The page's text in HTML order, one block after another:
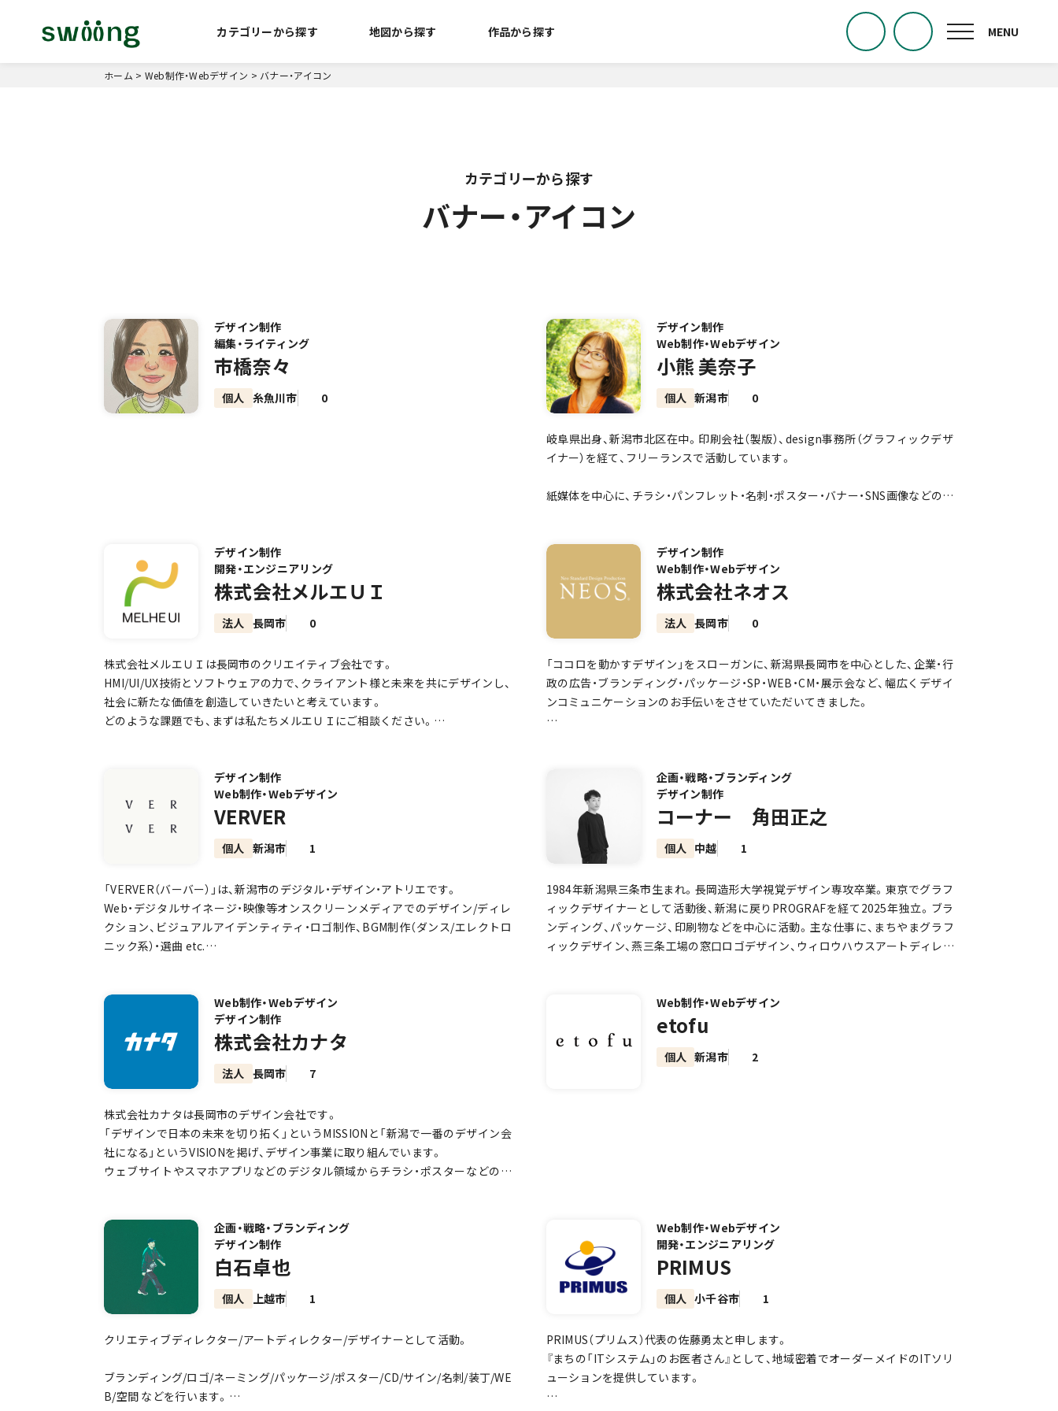
カテゴリーから探す 地図から探す 作品から探す
ホーム > Web制作・Webデザイン > バナー・アイコン
バナー・アイコン
デザイン制作
編集・ライティング
市橋奈々
個人 糸魚川市 0
デザイン制作
Web制作・Webデザイン
小熊 美奈子
個人 新潟市 0
岐阜県出身、新潟市北区在中。印刷会社（製版）、design事務所（グラフィックデザ
イナー）を経て、フリーランスで活動しています。
紙媒体を中心に、チラシ・パンフレット・名刺・ポスター・バナー・SNS画像などの販
デザイン歴20年以上。見た目を整えるだけでなく、「誰に、何を、どう伝えるか」を
整理し、見る人が行動しやすい導線まで考えた制作を得意としています。
簡単なページ編集、Canva用デザイン素材の作成などにも対応可能です。
個人事業主様、地域のお店、イベント主催者、講座・セミナー運営者の方に向けて、
想いやサービスの魅力が伝わる販促物づくりをサポートします。
【できること】
・イベント告知、講座案内、募集用チラシの制作
・SNS投稿画像、バナー、LP用画像の制作
・原稿整理、文章の見出し化、情報の構成整理
・印刷入稿データの作成
・WordPressでのプロフィール、固定ページ、画像差し替えなどの簡単な更新
・イベントやコミュニティの告知導線づくり
・サービス内容をわかりやすく伝えるための見せ方相談
※サイトより、作品集をごらんください。
デザイン制作
開発・エンジニアリング
株式会社メルエＵＩ
法人 長岡市 0
株式会社メルエＵＩは長岡市のクリエイティブ会社です。
HMI/UI/UX技術とソフトウェアの力で、クライアント様と未来を共にデザインし、
社会に新たな価値を創造していきたいと考えています。
どのような課題でも、まずは私たちメルエＵＩにご相談ください。
私たちの核となるのは、安全性や安定性が最優先される車載分野で磨き上げられ
たHMI（Human Machine Interface）技術とソフトウェア技術です。
この「伝えたい情報を瞬時に正しく伝える」「動いて当たり前」「ミスが許されな
い」というプロフェッショナリズムを、あらゆるプロジェクトに応用。
クライアント様のビジネスに、そしてみなさまのくらしに、確かな安心と快適さを
■ お客様に寄り添うUI/UXデザイン
私たちは、単に技術やデザインを提供するだけでなく、クライアント様一人ひとり
の課題に深く寄り添い、目的に沿った本当に求められている価値を追求します。
なる」体験を創造します。
■ もちろんご相談は無料です。
デザイン制作
Web制作・Webデザイン
株式会社ネオス
法人 長岡市 0
「ココロを動かすデザイン」をスローガンに、新潟県長岡市を中心とした、企業・行
政の広告・ブランディング・パッケージ・SP・WEB・CM・展示会など、幅広くデザイ
ンコミュニケーションのお手伝いをさせていただいてきました。
います。企業・社員・消費者全てが「ワクワク」するようなデザインを創り上げてい
きます。
デザイン制作
Web制作・Webデザイン
VERVER
個人 新潟市 1
「VERVER（バーバー）」は、新潟市のデジタル・デザイン・アトリエです。
Web・デジタルサイネージ・映像等オンスクリーンメディアでのデザイン/ディレ
クション、ビジュアルアイデンティティ・ロゴ制作、BGM制作（ダンス/エレクトロ
ニック系）・選曲 etc.
● 俵山 宏和（タワラヤマ ヒロカズ）
新潟デザイン専門学校 コンピューターグラフィックス科（当時名称/3年制）卒。在
ロダクション「[ソルメディエージ / SOLU MEDIAGE inc.](https://www.solu-me
diage.com/)」にインターンシップし、そのまま就職。以来長年、おもにWeb制作
を中心に、映像/グラフィック/BGMなど 媒体を問わず制作・ディレクションしてき
ました。
間を大切にしています。
2025年、「VERVER（バーバー）」として独立開業しました。
作例や写真→ https://instagram.com/versatran
VERVER is a digital design atelier based in Japan.
企画・戦略・ブランディング
デザイン制作
コーナー 角田正之
個人 中越 1
1984年新潟県三条市生まれ。長岡造形大学視覚デザイン専攻卒業。東京でグラフ
ィックデザイナーとして活動後、新潟に戻りPROGRAFを経て2025年独立。ブラ
ンディング、パッケージ、印刷物などを中心に活動。主な仕事に、まちやまグラフ
ィックデザイン、燕三条工場の窓口ロゴデザイン、ウィロウハウスアートディレク
Web制作・Webデザイン
デザイン制作
株式会社カナタ
法人 長岡市 7
株式会社カナタは長岡市のデザイン会社です。
「デザインで日本の未来を切り拓く」というMISSIONと「新潟で一番のデザイン会
社になる」というVISIONを掲げ、デザイン事業に取り組んでいます。
ウェブサイトやスマホアプリなどのデジタル領域からチラシ・ポスターなどのア
Web制作・Webデザイン
etofu
個人 新潟市 2
企画・戦略・ブランディング
デザイン制作
白石卓也
個人 上越市 1
クリエティブディレクター/アートディレクター/デザイナーとして活動。
ブランディング/ロゴ/ネーミング/パッケージ/ポスター/CD/サイン/名刺/装丁/WE
B/空間 などを行います。
Web制作・Webデザイン
開発・エンジニアリング
PRIMUS
個人 小千谷市 1
PRIMUS（プリムス）代表の佐藤勇太と申します。
『まちの「ITシステム」のお医者さん』として、地域密着でオーダーメイドのITソリ
ューションを提供しています。